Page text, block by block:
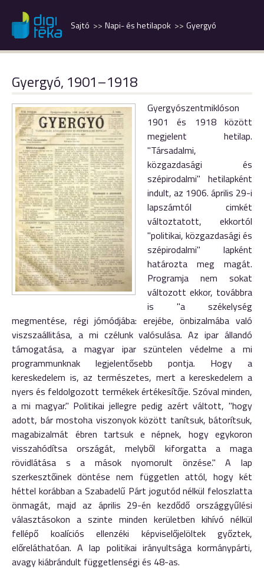
Gyergyó
Napi- és hetilapok
Sajtó
Gyergyó, 1901–1918
Gyergyószentmiklóson
1901 és 1918 között
megjelent hetilap.
"Társadalmi,
közgazdasági és
szépirodalmi" hetilapként
indult, az 1906. április 29-i
lapszámtól cimkét
változtatott, ekkortól
"politikai, közgazdasági és
szépirodalmi" lapként
határozta meg magát.
Programja nem sokat
változott ekkor, továbbra
is "a székelység
megmentése, régi jómódjába: erejébe, önbizalmába való
viszszaállitása, a mi czélunk valósulása. Az ipar állandó
támogatása, a magyar ipar szüntelen védelme a mi
programmunknak legjelentősebb pontja. Hogy a
kereskedelem is, az természetes, mert a kereskedelem a
nyers és feldolgozott termékek értékesítője. Szóval minden,
a mi magyar." Politikai jellegre pedig azért váltott, "hogy
adott, bár mostoha viszonyok között tanítsuk, bátorítsuk,
magabizalmát ébren tartsuk e népnek, hogy egykoron
visszahódítsa országát, melyből kiforgatta a maga
rövidlátása s a mások nyomorult önzése." A lap
szerkesztőinek döntése nem független attól, hogy két
héttel korábban a Szabadelű Párt jogutód nélkül feloszlatta
önmagát, majd az április 29-én kezdődő országgyűlési
választásokon a szinte minden kerületben kihívó nélkül
fellépő koalíciós ellenzéki képviselőjelöltek győztek,
előreláthatóan. A lap politikai irányultsága kormánypárti,
avagy kiábrándult függetlenségi és 48-as.